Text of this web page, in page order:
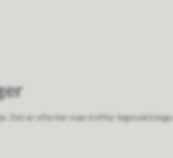
Det er ofte her man treffer legevaktslege